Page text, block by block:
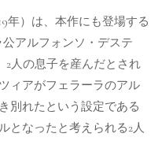
年）は、本作にも登場する
公アルフォンソ・デステ
2人の息子を産んだとされ
ィアがフェラーラのアル
別れたという設定である
となったと考えられる2人